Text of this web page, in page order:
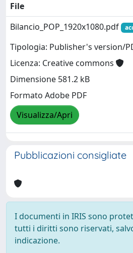
File
Bilancio_POP_1920x1080.pdf
Tipologia: Publisher's version/
Licenza: Creative commons
Dimensione 581.2 kB
Formato Adobe PDF
Visualizza/Apri
Pubblicazioni consigliate
I documenti in IRIS sono
tutti i diritti sono riservati,
indicazione.